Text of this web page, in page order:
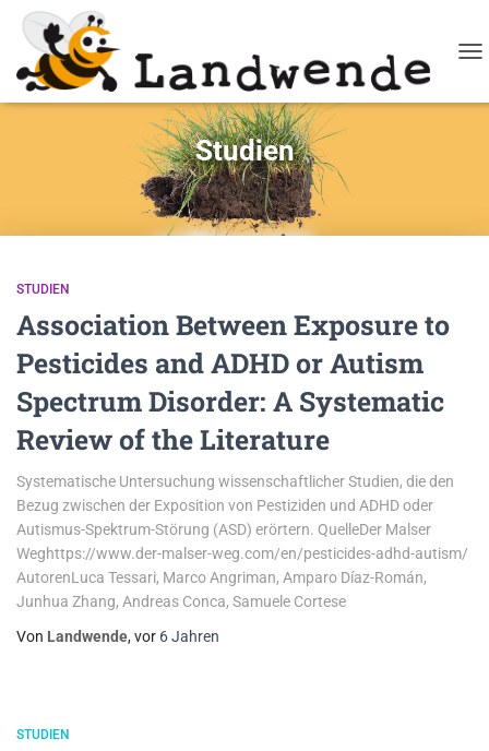
Studien
STUDIEN
Association Between Exposure to
Pesticides and ADHD or Autism
Spectrum Disorder: A Systematic
Review of the Literature
Systematische Untersuchung wissenschaftlicher Studien, die den
Bezug zwischen der Exposition von Pestiziden und ADHD oder
Autismus-Spektrum-Störung (ASD) erörtern. QuelleDer Malser
Weghttps://www.der-malser-weg.com/en/pesticides-adhd-autism/
AutorenLuca Tessari, Marco Angriman, Amparo Díaz-Román,
Junhua Zhang, Andreas Conca, Samuele Cortese
Von Landwende, vor 6 Jahren
STUDIEN